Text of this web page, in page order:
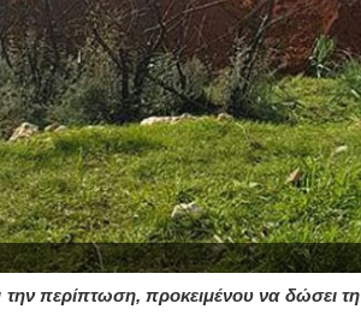
την περίπτωση, προκειμένου να δώσει